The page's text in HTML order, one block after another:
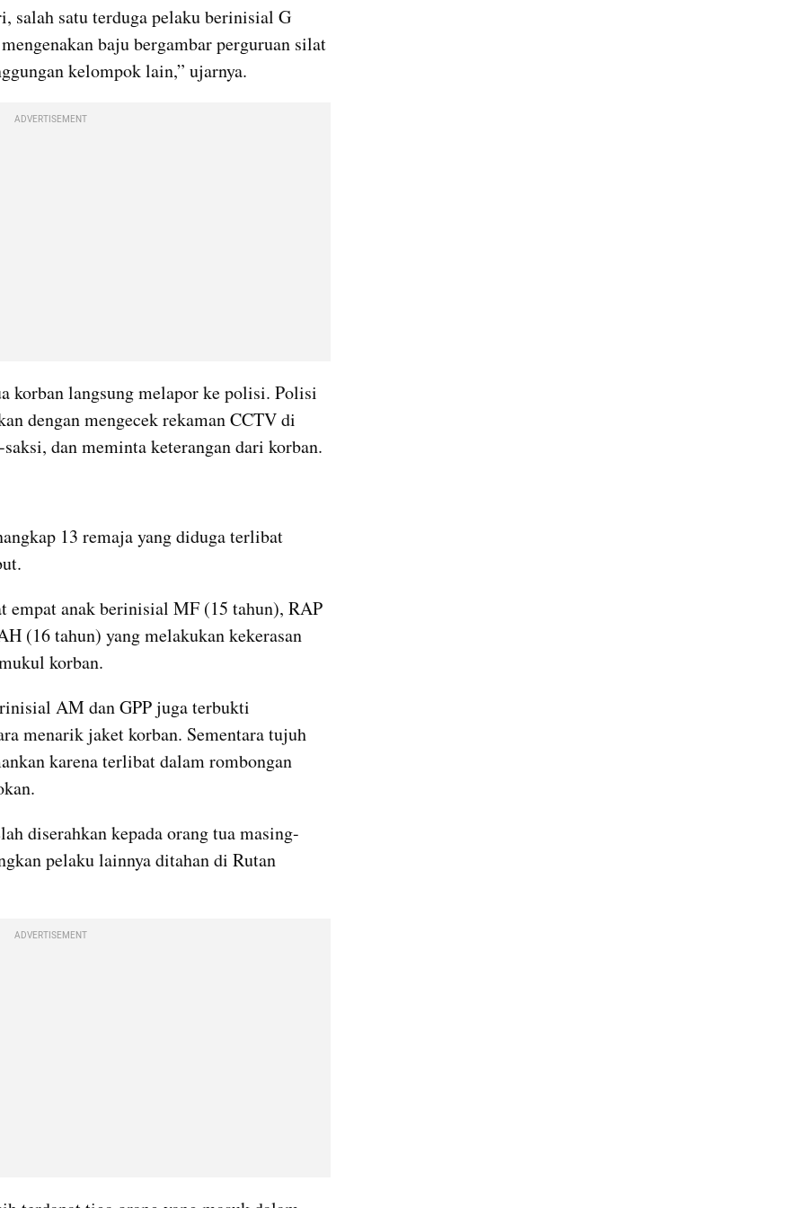
salah satu terduga pelaku berinisial G
baju bergambar perguruan silat
kelompok lain,” ujarnya.
ADVERTISEMENT
korban langsung melapor ke polisi. Polisi
dengan mengecek rekaman CCTV di
dan meminta keterangan dari korban.
13 remaja yang diduga terlibat
empat anak berinisial MF (15 tahun), RAP
(16 tahun) yang melakukan kekerasan
korban.
AM dan GPP juga terbukti
menarik jaket korban. Sementara tujuh
karena terlibat dalam rombongan
diserahkan kepada orang tua masing-
pelaku lainnya ditahan di Rutan
ADVERTISEMENT